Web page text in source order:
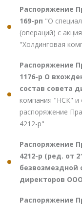
Распоряжение
169-рп "О
(операций) с
"Холдинговая
Распоряжение
1176-р О
состав совета
компания "НСК" и
распоряжение
4212-р"
Распоряжение
4212-р (ред. от
безвозмездной
директоров ООО
Распоряжение